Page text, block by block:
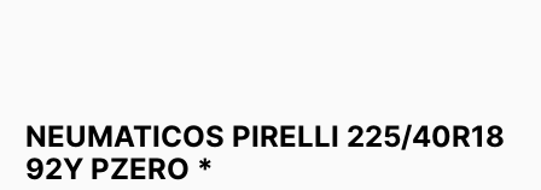
NEUMATICOS PIRELLI 225/40R18
92Y PZERO *